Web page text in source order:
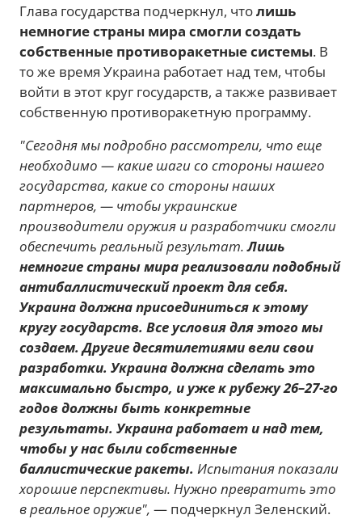
Глава государства подчеркнул, чтолишь
немногие страны мира смогли создать
собственные противоракетные системы. В
то же время Украина работает над тем, чтобы
войти в этот круг государств, а также развивает
собственную противоракетную программу.
"Сегодня мы подробно рассмотрели, что еще
необходимо — какие шаги со стороны нашего
государства, какие со стороны наших
партнеров, — чтобы украинские
производители оружия и разработчики смогли
обеспечить реальный результат.Лишь
немногие страны мира реализовали подобный
антибаллистический проект для себя.
Украина должна присоединиться к этому
кругу государств. Все условия для этого мы
создаем. Другие десятилетиями вели свои
разработки. Украина должна сделать это
максимально быстро, и уже к рубежу 26–27-го
годов должны быть конкретные
результаты. Украина работает и над тем,
чтобы у нас были собственные
баллистические ракеты. Испытания показали
хорошие перспективы. Нужно превратить это
в реальное оружие", — подчеркнул Зеленский.